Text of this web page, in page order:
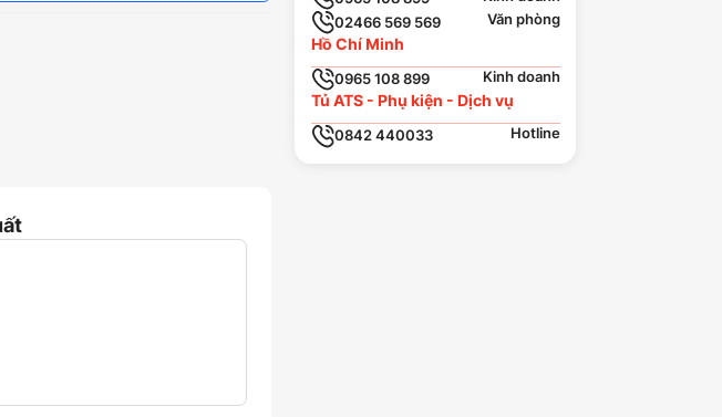
02466 569 569
Văn phòng
Hồ Chí Minh
0965 108 899 Kinh doanh
Tủ ATS - Phụ kiện - Dịch vụ
0842 440033 Hotline